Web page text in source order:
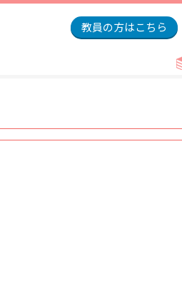
教員の方はこちら